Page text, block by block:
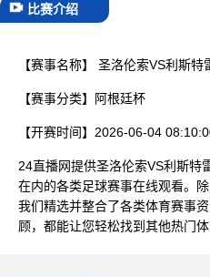
比赛介绍
【赛事名称】 圣洛伦索VS利斯特
【赛事分类】 阿根廷杯
【开赛时间】 2026-06-04
24直播网提供圣洛伦索VS利斯特
在内的各类足球赛事在线观看。
我们精选并整合了各类体育赛事
顾，都能让您轻松找到其他热门体